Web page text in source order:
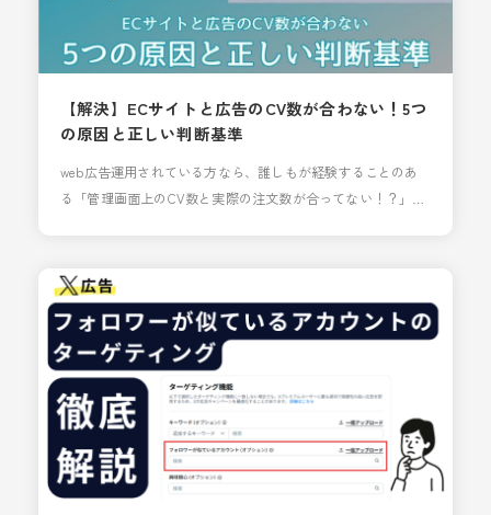
【解決】ECサイトと広告のCV数が合わない！5つ
の原因と正しい判断基準
web広告運用されている方なら、誰しもが経験することのあ
る「管理画面上のCV数と実際の注文数が合ってない！？」っ
出ているはずなのに、Shopifyや自社カートの管理画面を確認
すると、「１２件」しか注文が入っていない…。そんなと
き、「あれ？何かおかしい？」と不安になりますよ